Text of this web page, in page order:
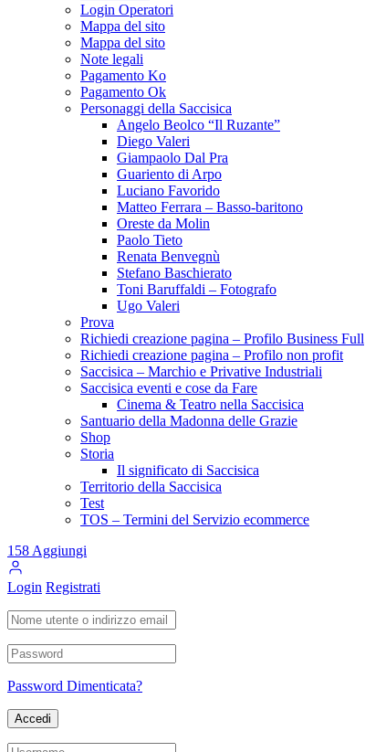
Login Operatori
Mappa del sito
Mappa del sito
Note legali
Pagamento Ko
Pagamento Ok
Personaggi della Saccisica
Angelo Beolco “Il Ruzante”
Diego Valeri
Giampaolo Dal Pra
Guariento di Arpo
Luciano Favorido
Matteo Ferrara – Basso-baritono
Oreste da Molin
Paolo Tieto
Renata Benvegnù
Stefano Baschierato
Toni Baruffaldi – Fotografo
Ugo Valeri
Prova
Richiedi creazione pagina – Profilo Business Full
Richiedi creazione pagina – Profilo non profit
Saccisica – Marchio e Privative Industriali
Saccisica eventi e cose da Fare
Cinema & Teatro nella Saccisica
Santuario della Madonna delle Grazie
Shop
Storia
Il significato di Saccisica
Territorio della Saccisica
Test
TOS – Termini del Servizio ecommerce
158Aggiungi
Login Registrati
Password Dimenticata?